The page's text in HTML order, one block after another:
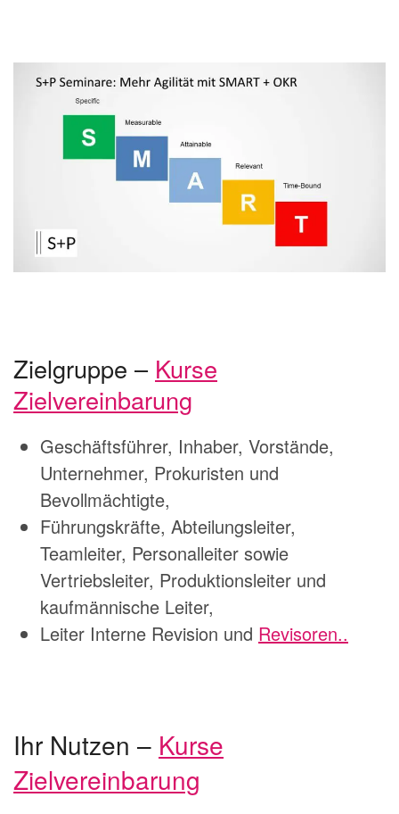
Zielgruppe – Kurse
Zielvereinbarung
Geschäftsführer, Inhaber, Vorstände,
Unternehmer, Prokuristen und
Bevollmächtigte,
Führungskräfte, Abteilungsleiter,
Teamleiter, Personalleiter sowie
Vertriebsleiter, Produktionsleiter und
kaufmännische Leiter,
Leiter Interne Revision und Revisoren..
Ihr Nutzen – Kurse
Zielvereinbarung